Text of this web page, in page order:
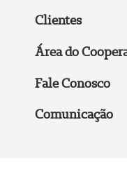
Clientes
Área do
Fale Conosco
Comunicação